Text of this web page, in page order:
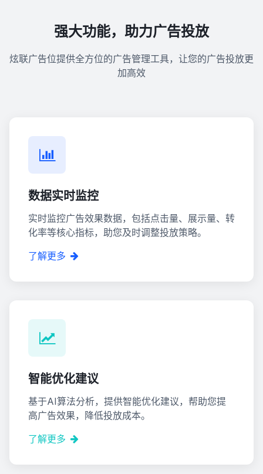
强大功能，助力广告投放
炫联广告位提供全方位的广告管理工具，让您的广告投放更
加高效
数据实时监控
实时监控广告效果数据，包括点击量、展示量、转
化率等核心指标，助您及时调整投放策略。
了解更多
智能优化建议
基于AI算法分析，提供智能优化建议，帮助您提
高广告效果，降低投放成本。
了解更多